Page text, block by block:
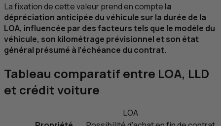
La fixation de cette valeur prend en compte la
dépréciation anticipée du véhicule sur la durée de la
LOA, influencée par des facteurs tels que le modèle du
véhicule, son kilométrage prévisionnel et son état
général présumé à l’échéance du contrat.
Tableau comparatif entre LOA, LLD
et crédit voiture
LOA